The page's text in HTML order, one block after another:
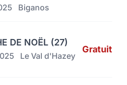
Biganos
DE NOËL (27)
Le Val d'Hazey
Gratuit